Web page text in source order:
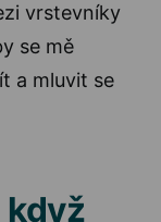
vrstevníky
se mě
a mluvit se
když